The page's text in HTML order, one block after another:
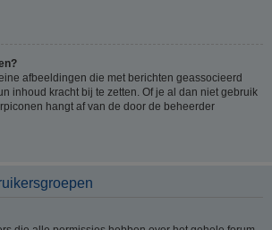
afbeeldingen die met berichten geassocieerd
inhoud kracht bij te zetten. Of je al dan niet gebruik
hangt af van de door de beheerder